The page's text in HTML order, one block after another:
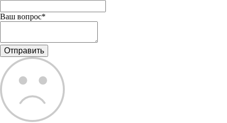
Ваш вопрос*